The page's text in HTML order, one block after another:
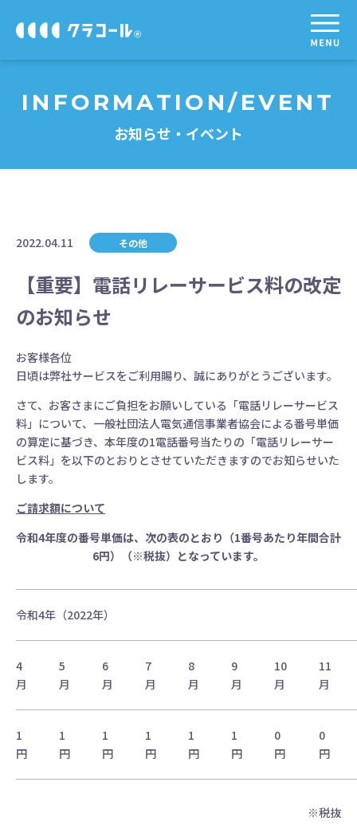
INFORMATION/EVENT
お知らせ・イベント
2022.04.11 その他
【重要】電話リレーサービス料の改定
のお知らせ
お客様各位
日頃は弊社サービスをご利用賜り、誠にありがとうございます。
さて、お客さまにご負担をお願いしている「電話リレーサービス
料」について、一般社団法人電気通信事業者協会による番号単価
の算定に基づき、本年度の1電話番号当たりの「電話リレーサー
ビス料」を以下のとおりとさせていただきますのでお知らせいた
します。
ご請求額について
令和4年度の番号単価は、次の表のとおり（1番号あたり年間合計
6円）（※税抜）となっています。
令和4年（2022年）
4
月
5
月
6
月
7
月
8
月
9
月
10
月
11
月
1
円
1
円
1
円
1
円
1
円
1
円
0
円
0
円
※税抜